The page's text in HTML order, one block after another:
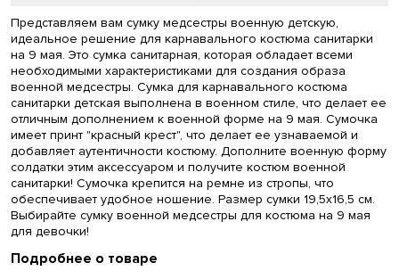
Представляем вам сумку медсестры военную детскую,
идеальное решение для карнавального костюма санитарки
на 9 мая. Это сумка санитарная, которая обладает всеми
необходимыми характеристиками для создания образа
военной медсестры. Сумка для карнавального костюма
санитарки детская выполнена в военном стиле, что делает ее
отличным дополнением к военной форме на 9 мая. Сумочка
имеет принт "красный крест", что делает ее узнаваемой и
добавляет аутентичности костюму. Дополните военную форму
солдатки этим аксессуаром и получите костюм военной
санитарки! Сумочка крепится на ремне из стропы, что
обеспечивает удобное ношение. Размер сумки 19,5х16,5 см.
Выбирайте сумку военной медсестры для костюма на 9 мая
для девочки!
Подробнее о товаре